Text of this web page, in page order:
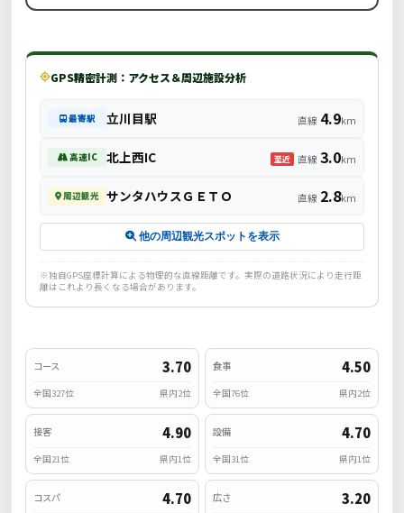
GPS精密計測：アクセス＆周辺施設分析
最寄駅 立川目駅 直線 4.9km
高速IC 北上西IC 至近 直線 3.0km
周辺観光 サンタハウスＧＥＴＯ 直線 2.8km
他の周辺観光スポットを表示
※独自GPS座標計算による物理的な直線距離です。実際の道路状況により走行距
離はこれより長くなる場合があります。
コース 3.70
全国327位 県内2位
食事 4.50
全国76位 県内2位
接客 4.90
全国21位 県内1位
設備 4.70
全国31位 県内1位
コスパ 4.70 広さ 3.20